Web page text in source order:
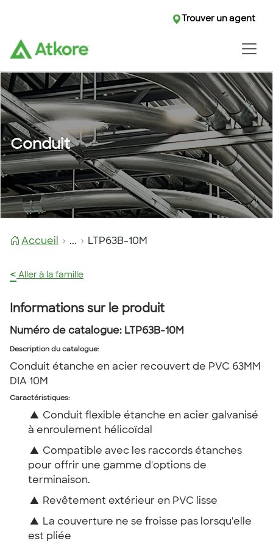
Trouver un agent
Conduit
Accueil ... LTP63B-10M
< Aller à la famille
Informations sur le produit
Numéro de catalogue: LTP63B-10M
Description du catalogue:
Conduit étanche en acier recouvert de PVC 63MM
DIA 10M
Caractéristiques:
▲ Conduit flexible étanche en acier galvanisé
à enroulement hélicoïdal
▲ Compatible avec les raccords étanches
pour offrir une gamme d'options de
terminaison.
▲ Revêtement extérieur en PVC lisse
▲ La couverture ne se froisse pas lorsqu'elle
est pliée